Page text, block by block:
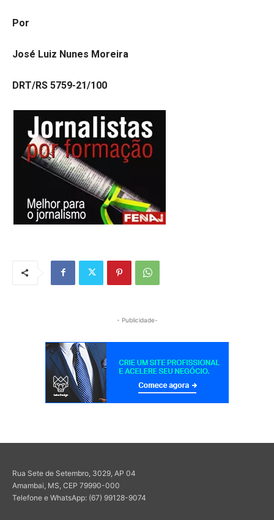
Por
José Luiz Nunes Moreira
DRT/RS 5759-21/100
- Publicidade-
Rua Sete de Setembro, 3029, AP 04
Amambai, MS, CEP 79990-000
Telefone e WhatsApp: (67) 99128-9074